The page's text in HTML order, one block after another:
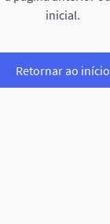
inicial.
Retornar ao início